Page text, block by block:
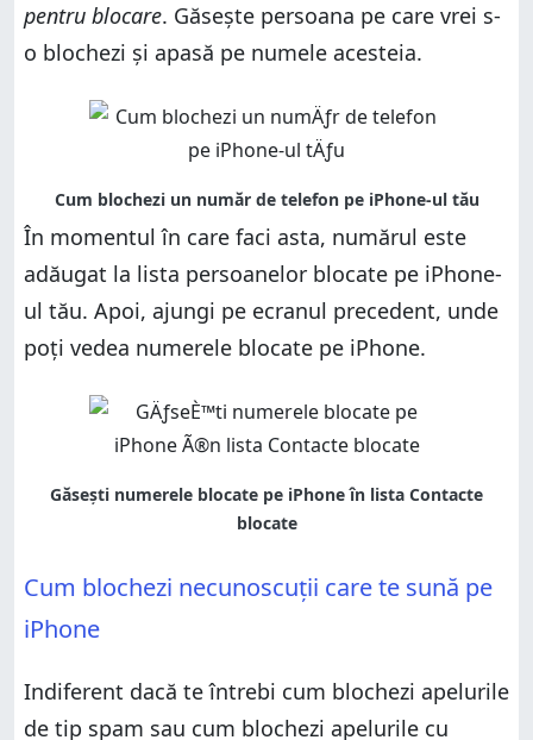
pentru blocare. Găsește persoana pe care vrei s-
o blochezi și apasă pe numele acesteia.
În momentul în care faci asta, numărul este
adăugat la lista persoanelor blocate pe iPhone-
ul tău. Apoi, ajungi pe ecranul precedent, unde
poți vedea numerele blocate pe iPhone.
Cum blochezi necunoscuții care te sună pe
iPhone
Indiferent dacă te întrebi cum blochezi apelurile
de tip spam sau cum blochezi apelurile cu